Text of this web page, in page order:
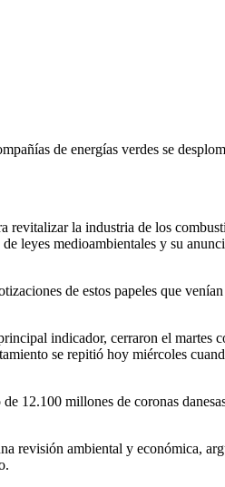
de energías verdes se
revitalizar la industria de los
leyes medioambientales y su
de estos papeles que
indicador, cerraron el martes
se repitió hoy miércoles
12.100 millones de coronas
revisión ambiental y económica,